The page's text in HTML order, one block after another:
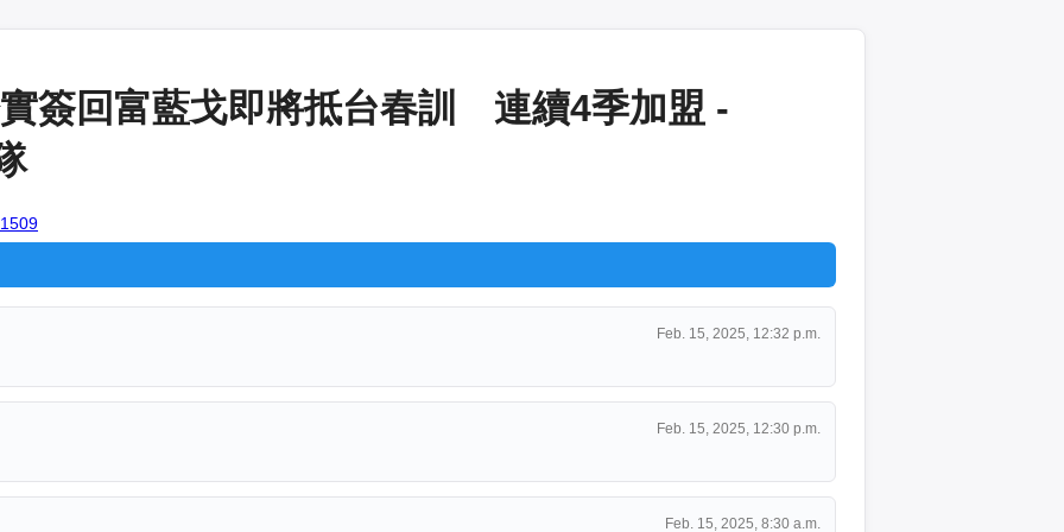
簽回富藍戈即將抵台春訓 連續4季加盟 -
Feb. 15, 2025, 12:32 p.m.
Feb. 15, 2025, 12:30 p.m.
Feb. 15, 2025, 8:30 a.m.